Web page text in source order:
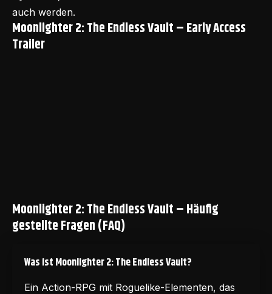
auch werden.
Moonlighter 2: The Endless Vault – Early Access
Trailer
Moonlighter 2: The Endless Vault – Häufig
gestellte Fragen (FAQ)
Was ist Moonlighter 2: The Endless Vault?
Ein Action-RPG mit Roguelike-Elementen, das